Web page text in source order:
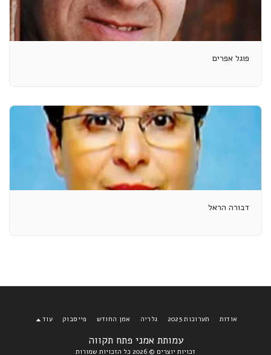
פוגל אפרים
דבורה הראל
עמותת אמני פתח תקווה
זכויות יוצרים © 2026 כל הזכויות שמורות
אודות תערוכות 2025 גלריה אמן החודש פייסבוק עוד